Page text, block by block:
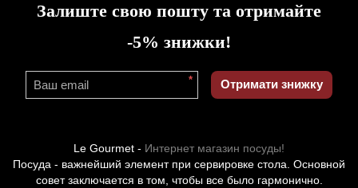
Залиште свою пошту та отримайте
-5% знижки!
* Отримати знижку
Le Gourmet - Интернет магазин посуды!
Посуда - важнейший элемент при сервировке стола. Основной
совет заключается в том, чтобы все было гармонично.